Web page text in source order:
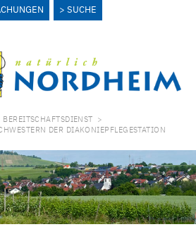
SUCHE
BEREITSCHAFTSDIENST >
DER DIAKONIEPFLEGESTATION